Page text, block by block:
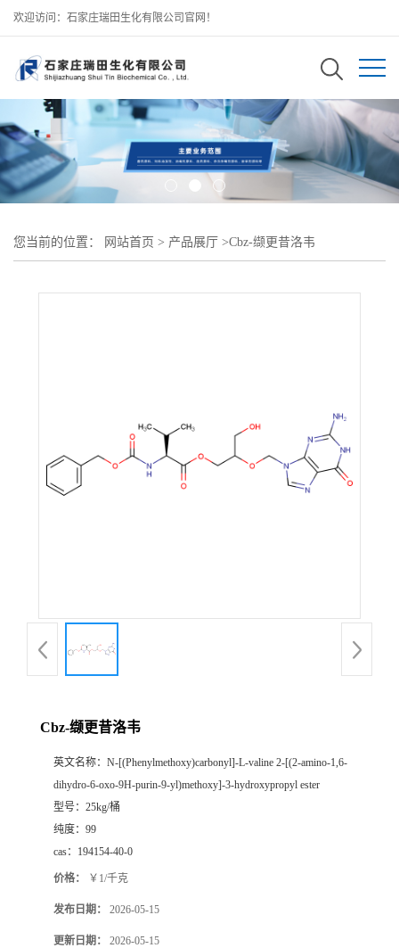
欢迎访问：石家庄瑞田生化有限公司官网！
您当前的位置： 网站首页 > 产品展厅 >Cbz-缬更昔洛韦
Cbz-缬更昔洛韦
英文名称： N-[(Phenylmethoxy)carbonyl]-L-valine 2-[(2-amino-1,6-
dihydro-6-oxo-9H-purin-9-yl)methoxy]-3-hydroxypropyl ester
型号： 25kg/桶
纯度： 99
cas： 194154-40-0
价格： ￥1/千克
发布日期： 2026-05-15
更新日期： 2026-05-15